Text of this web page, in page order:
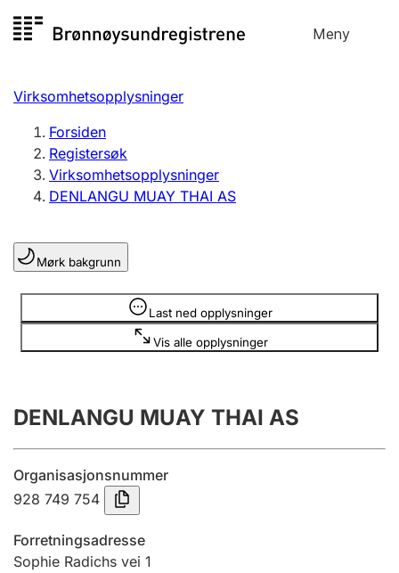
til
Meny
Registersøk
Aksjeselskap
Enkeltpersonforetak
Registrere, endre, slette
Lag og forening
Registrere, endre, slette
Årsregnskap
Innsending og forsinkelsesgebyr
Tinglysing
Virksomhetsopplysninger
Forsiden
Registersøk
Virksomhetsopplysninger
DENLANGU MUAY THAI AS
Mørk bakgrunn
Last ned opplysninger
Vis alle opplysninger
Opplysninger er skjult
DENLANGU MUAY THAI AS
Organisasjonsnummer
928 749 754
Forretningsadresse
Sophie Radichs vei 1